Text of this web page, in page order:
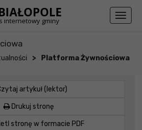
internetowy gminy
Toggle
> Platforma Żywnościowa
artykuł (lektor)
Drukuj stronę
stronę w formacie PDF